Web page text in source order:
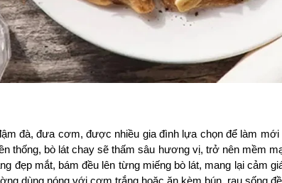
đà, đưa cơm, được nhiều gia đình lựa chọn để làm
thống, bò lát chay sẽ thấm sâu hương vị, trở nên mềm
đẹp mắt, bám đều lên từng miếng bò lát, mang lại cảm